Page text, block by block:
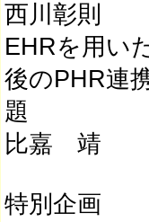
西川彰則
EHRを用い
後のPHR連
題
比嘉 靖
特別企画